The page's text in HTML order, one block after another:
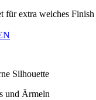
für extra weiches Finish
Silhouette
und Ärmeln